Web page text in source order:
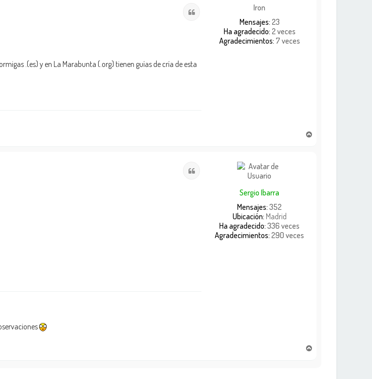
Iron
Mensajes: 23
Ha agradecido: 2 veces
Agradecimientos: 7 veces
.(es) y en La Marabunta (.org) tienen guías de cría de esta
Sergio Ibarra
Mensajes: 352
Ubicación: Madrid
Ha agradecido: 336 veces
Agradecimientos: 290 veces